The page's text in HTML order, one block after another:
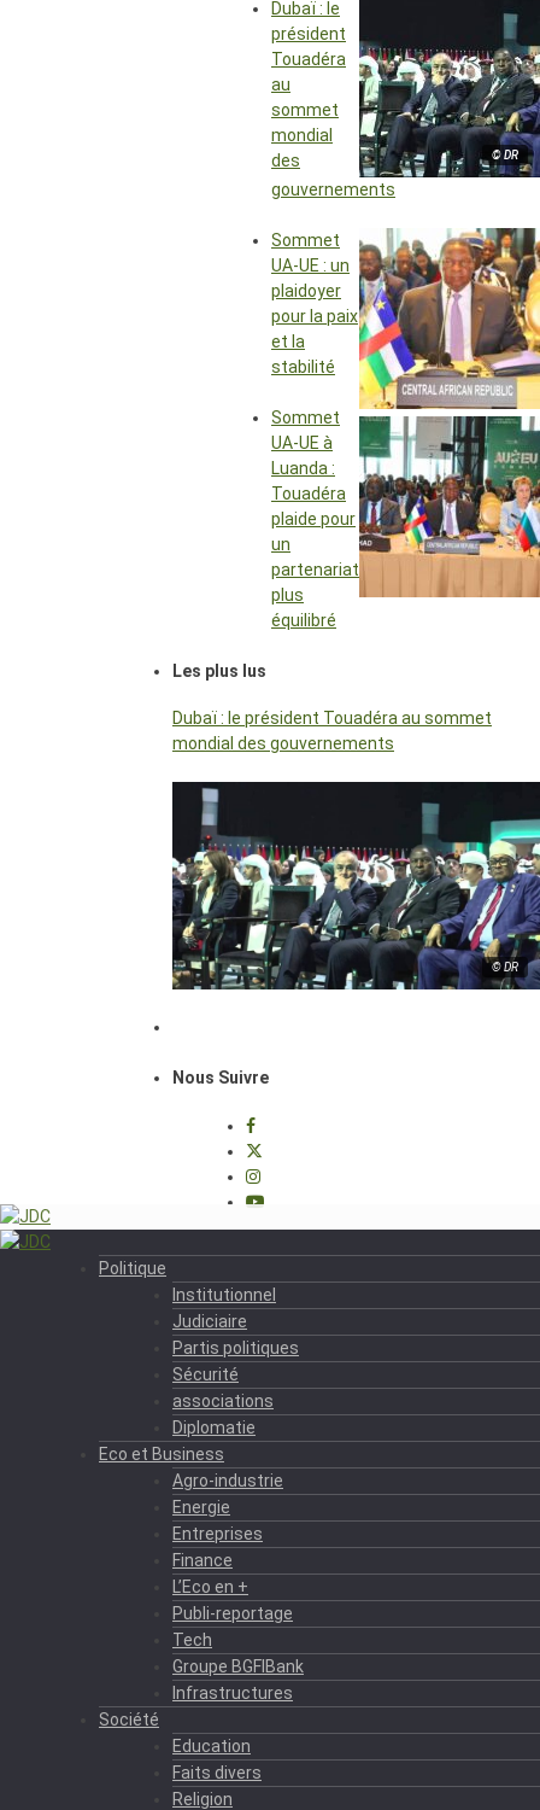
© DR
Dubaï : le
président
Touadéra
au
sommet
mondial
des
gouvernements
Sommet
UA-UE : un
plaidoyer
pour la paix
et la
stabilité
Sommet
UA-UE à
Luanda :
Touadéra
plaide pour
un
partenariat
plus
équilibré
Les plus lus
Dubaï : le président Touadéra au sommet
mondial des gouvernements
© DR
Nous Suivre
Politique
Institutionnel
Judiciaire
Partis politiques
Sécurité
associations
Diplomatie
Eco et Business
Agro-industrie
Energie
Entreprises
Finance
L’Eco en +
Publi-reportage
Tech
Groupe BGFIBank
Infrastructures
Société
Education
Faits divers
Religion